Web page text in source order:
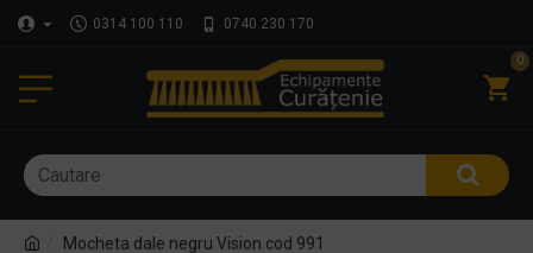
0314 100 110 0740 230 170
0
Mocheta dale negru Vision cod 991